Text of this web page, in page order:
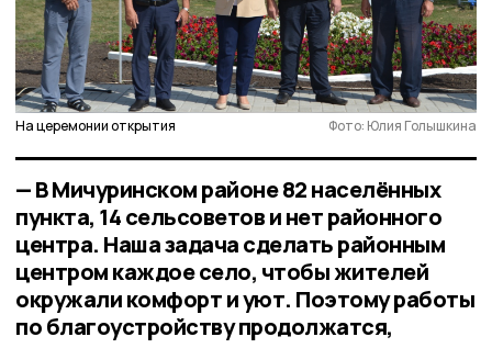
На церемонии открытия Фото: Юлия Голышкина
— В Мичуринском районе 82 населённых
пункта, 14 сельсоветов и нет районного
центра. Наша задача сделать районным
центром каждое село, чтобы жителей
окружали комфорт и уют. Поэтому работы
по благоустройству продолжатся,